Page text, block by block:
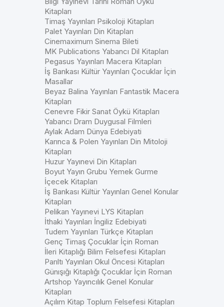
Kitapları
Timaş Yayınları Psikoloji Kitapları
Palet Yayınları Din Kitapları
Cinemaximum Sinema Bileti
MK Publications Yabancı Dil Kitapları
Pegasus Yayınları Macera Kitapları
İş Bankası Kültür Yayınları Çocuklar İçin
Masallar
Beyaz Balina Yayınları Fantastik Macera
Kitapları
Cenevre Fikir Sanat Öykü Kitapları
Yabancı Dram Duygusal Filmleri
Aylak Adam Dünya Edebiyati
Karınca & Polen Yayınları Din Mitoloji
Kitapları
Huzur Yayınevi Din Kitapları
Boyut Yayın Grubu Yemek Gurme
İçecek Kitapları
İş Bankası Kültür Yayınları Genel Konular
Kitapları
Pelikan Yayınevi LYS Kitapları
İthaki Yayınları İngiliz Edebiyati
Tudem Yayınları Türkçe Kitapları
Genç Timaş Çocuklar İçin Roman
İleri Kitaplığı Bilim Felsefesi Kitapları
Parıltı Yayınları Okul Öncesi Kitapları
Günışığı Kitaplığı Çocuklar İçin Roman
Artshop Yayıncılık Genel Konular
Kitapları
Açılım Kitap Toplum Felsefesi Kitapları